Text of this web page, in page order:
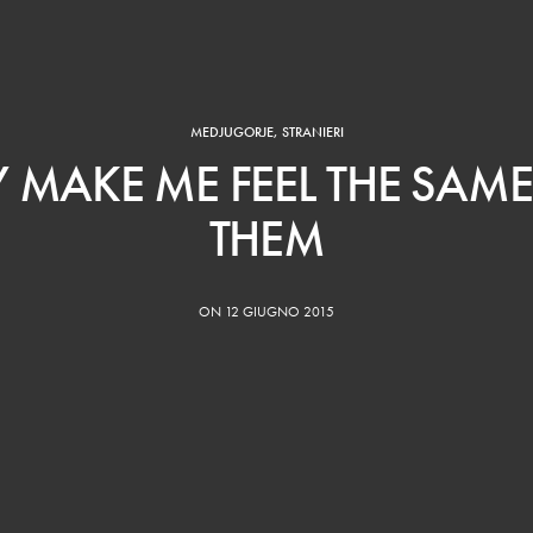
MEDJUGORJE, STRANIERI
MAKE ME FEEL THE
THEM
ON 12 GIUGNO 2015